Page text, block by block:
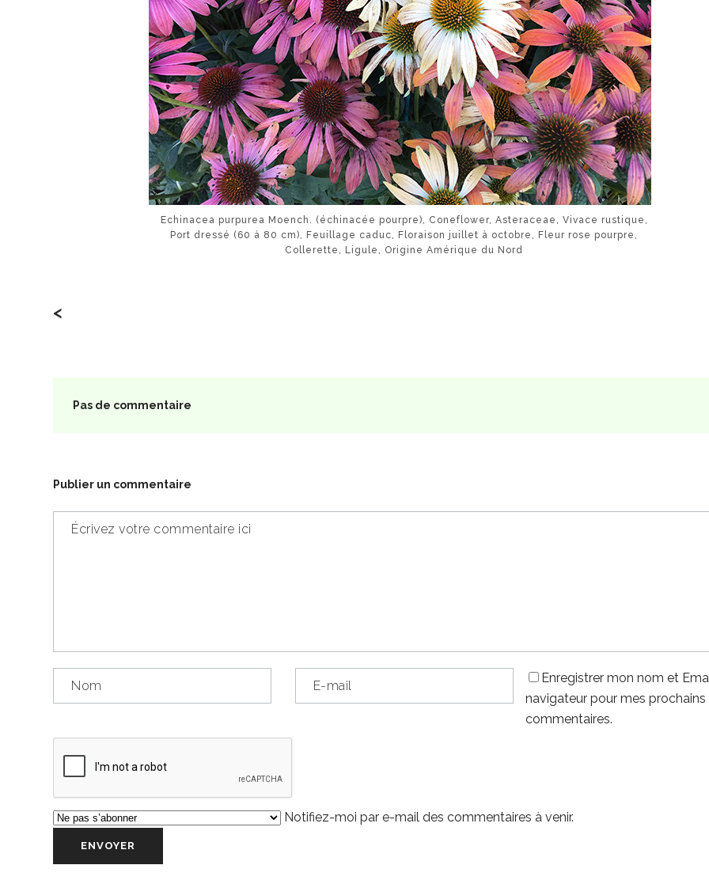
Echinacea purpurea Moench. (échinacée pourpre), Coneflower, Asteraceae, Vivace rustique,
Port dressé (60 à 80 cm), Feuillage caduc, Floraison juillet à octobre, Fleur rose pourpre,
Collerette, Ligule, Origine Amérique du Nord
<
Pas de commentaire
Publier un commentaire
Enregistrer mon nom et
navigateur pour mes prochains
commentaires.
Notifiez-moi par e-mail des commentaires à venir.